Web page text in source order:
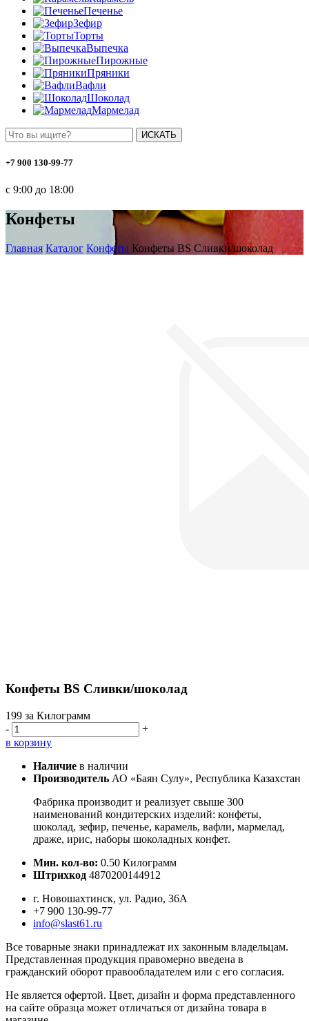
Печенье
Зефир
Торты
Выпечка
Пирожные
Пряники
Вафли
Шоколад
Мармелад
ИСКАТЬ
+7 900 130-99-77
с 9:00 до 18:00
Конфеты
Главная Каталог Конфеты Конфеты BS Сливки/шоколад
Конфеты BS Сливки/шоколад
199 за Килограмм
-
+
в корзину
Наличие в наличии
Производитель АО «Баян Сулу», Республика Казахстан
Фабрика производит и реализует свыше 300
наименований кондитерских изделий: конфеты,
шоколад, зефир, печенье, карамель, вафли, мармелад,
драже, ирис, наборы шоколадных конфет.
Мин. кол-во: 0.50 Килограмм
Штрихкод 4870200144912
г. Новошахтинск, ул. Радио, 36А
+7 900 130-99-77
info@slast61.ru
Все товарные знаки принадлежат их законным владельцам.
Представленная продукция правомерно введена в
гражданский оборот правообладателем или с его согласия.
Не является офертой. Цвет, дизайн и форма представленного
на сайте образца может отличаться от дизайна товара в